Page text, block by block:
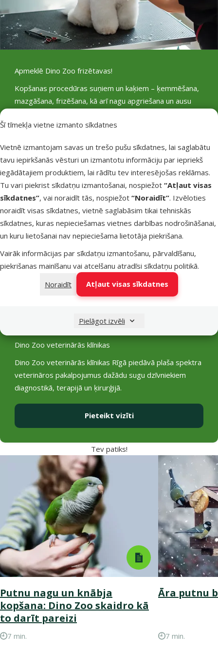
Šī tīmekļa vietne izmanto sīkdatnes
Vietnē izmantojam savas un trešo pušu sīkdatnes, lai saglabātu
tavu iepirkšanās vēsturi un izmantotu informāciju par iepriekš
iegādātajiem produktiem, lai rādītu tev interesējošas reklāmas.
Tu vari piekrist sīkdatņu izmantošanai, nospiežot “Atļaut visas
sīkdatnes”, vai noraidīt tās, nospiežot “Noraidīt”. Izvēloties
noraidīt visas sīkdatnes, vietnē saglabāsim tikai tehniskās
sīkdatnes, kuras nepieciešamas vietnes darbības nodrošināšanai,
un kuru lietošanai nav nepieciešama lietotāja piekrišana.
Vairāk informācijas par sīkdatņu izmantošanu, pārvaldīšanu,
piekrišanas mainīšanu vai atcelšanu atradīsi sīkdatņu politikā.
Noraidīt
Atļaut visas sīkdatnes
Pielāgot izvēli
Apmeklē Dino Zoo frizētavas!
Kopšanas procedūras suņiem un kaķiem – ķemmēšana,
mazgāšana, frizēšana, kā arī nagu apgriešana un ausu
Dino Zoo veterinārās klīnikas
Dino Zoo veterinārās klīnikas Rīgā piedāvā plaša spektra
veterināros pakalpojumus dažādu sugu dzīvniekiem
diagnostikā, terapijā un ķirurģijā.
Pieteikt vizīti
Tev patiks!
Putnu nagu un knābja
kopšana: Dino Zoo skaidro kā
to darīt pareizi
7 min.
Āra putnu
7 min.